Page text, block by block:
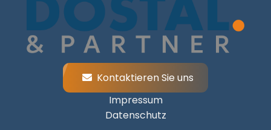
Kontaktieren Sie uns
Impressum
Datenschutz